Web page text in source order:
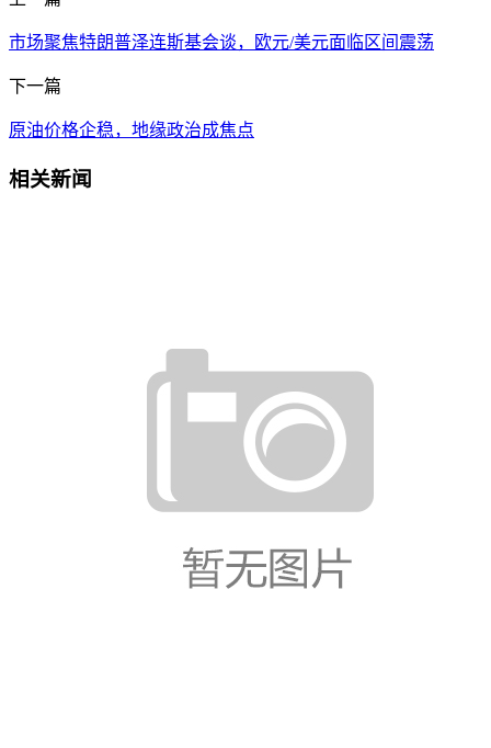
市场聚焦特朗普泽连斯基会谈，欧元/美元面临区间震荡
下一篇
原油价格企稳，地缘政治成焦点
相关新闻